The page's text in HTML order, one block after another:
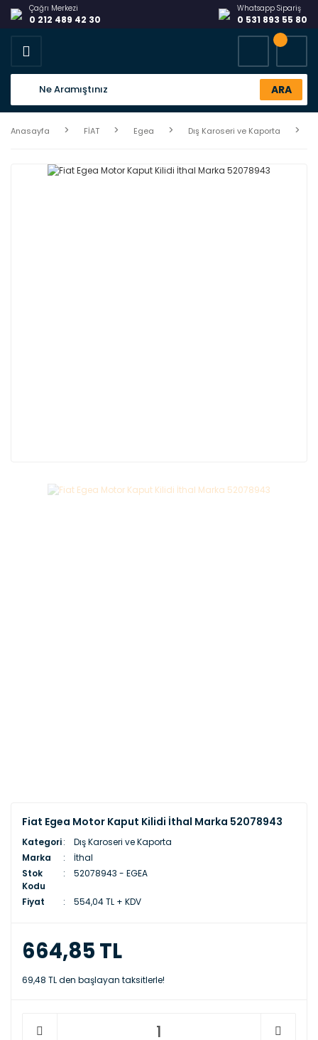
Çağrı Merkezi
0 212 489 42 30
Whatsapp Sipariş
0 531 893 55 80
ARA
Anasayfa FİAT Egea Dış Karoseri ve Kaporta
Fiat Egea Motor Kaput Kilidi İthal Marka 52078943
Kategori
Dış Karoseri ve Kaporta
Marka
İthal
Stok
Kodu
52078943 - EGEA
Fiyat 554,04 TL + KDV
664,85 TL
69,48 TL den başlayan taksitlerle!